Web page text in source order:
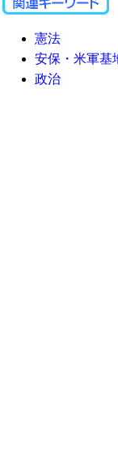
憲法
安保・米軍基
政治